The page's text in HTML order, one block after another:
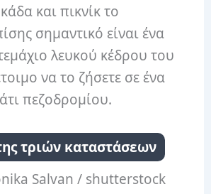
και πικνίκ το
σημαντικό είναι ένα
λευκού κέδρου του
να το ζήσετε σε ένα
πεζοδρομίου.
τριών καταστάσεων
Salvan / shutterstock